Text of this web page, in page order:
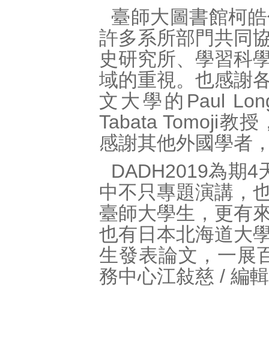
臺師大圖書館柯
許多系所部門共同
史研究所、學習科
域的重視。也感謝
文大學的Paul
Tabata Tomoji教
感謝其他外國學者
DADH2019為期4
中不只專題演講，
臺師大學生，更有
也有日本北海道大
生發表論文，一展
務中心江敍慈 / 編